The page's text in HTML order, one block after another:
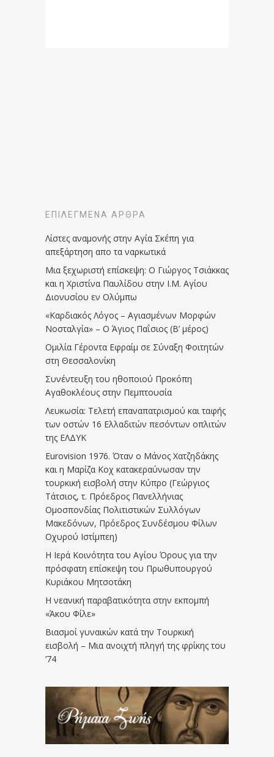
ΕΠΙΛΕΓΜΈΝΑ ΆΡΘΡΑ
Λίστες αναμονής στην Αγία Σκέπη για
απεξάρτηση απο τα ναρκωτικά
Μια ξεχωριστή επίσκεψη: Ο Γιώργος Τσιάκκας
και η Χριστίνα Παυλίδου στην Ι.Μ. Αγίου
Διονυσίου εν Ολύμπω
«Καρδιακός Λόγος – Αγιασμένων Μορφών
Νοσταλγία» – Ο Άγιος Παΐσιος (Β’ μέρος)
Ομιλία Γέροντα Εφραίμ σε Σύναξη Φοιτητών
στη Θεσσαλονίκη
Συνέντευξη του ηθοποιού Προκόπη
Αγαθοκλέους στην Πεμπτουσία
Λευκωσία: Τελετή επαναπατρισμού και ταφής
των οστών 16 Ελλαδιτών πεσόντων οπλιτών
της ΕΛΔΥΚ
Eurovision 1976. Όταν ο Μάνος Χατζηδάκης
και η Μαρίζα Κοχ κατακεραύνωσαν την
τουρκική εισβολή στην Κύπρο (Γεώργιος
Τάτσιος, τ. Πρόεδρος Πανελλήνιας
Ομοσπονδίας Πολιτιστικών Συλλόγων
Μακεδόνων, Πρόεδρος Συνδέσμου Φίλων
Οχυρού Ιστίμπεη)
Η Ιερά Κοινότητα του Αγίου Όρους για την
πρόσφατη επίσκεψη του Πρωθυπουργού
Κυριάκου Μητσοτάκη
Η νεανική παραβατικότητα στην εκπομπή
«Άκου Φίλε»
Βιασμοί γυναικών κατά την Τουρκική
εισβολή – Μια ανοιχτή πληγή της φρίκης του
’74